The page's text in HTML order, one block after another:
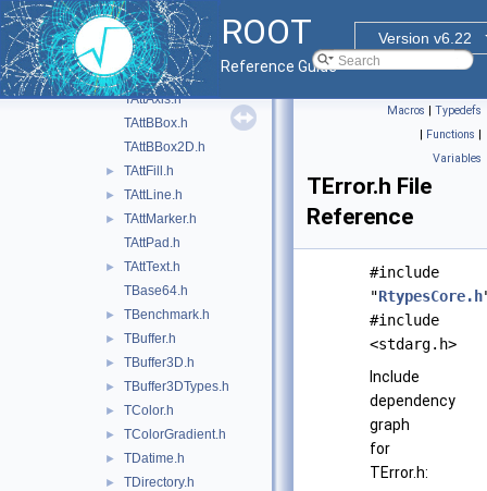
ROOT
Version v6.22
Reference Guide
► RVersion.h
Strlen.h
TApplication.h
TAtt3D.h
TAttAxis.h
TAttBBox.h
TAttBBox2D.h
► TAttFill.h
► TAttLine.h
►
TAttMarker.h
TAttPad.h
►
TAttText.h
TBase64.h
► TBenchmark.h
► TBuffer.h
► TBuffer3D.h
► TBuffer3DTypes.h
► TColor.h
► TColorGradient.h
► TDatime.h
► TDirectory.h
Macros | Typedefs
| Functions |
Variables
TError.h File
Reference
#include
"RtypesCore.h
#include
<stdarg.h>
Include
dependency
graph
for
TError.h: